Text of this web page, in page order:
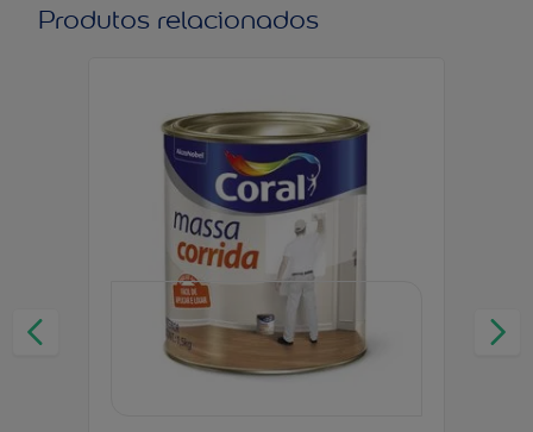
Produtos relacionados